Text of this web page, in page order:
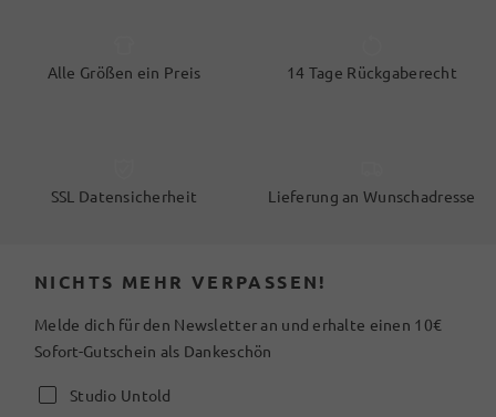
Alle Größen ein Preis 14 Tage Rückgaberecht
SSL Datensicherheit Lieferung an Wunschadresse
NICHTS MEHR VERPASSEN!
Melde dich für den Newsletter an und erhalte einen 10€
Sofort-Gutschein als Dankeschön
Studio Untold